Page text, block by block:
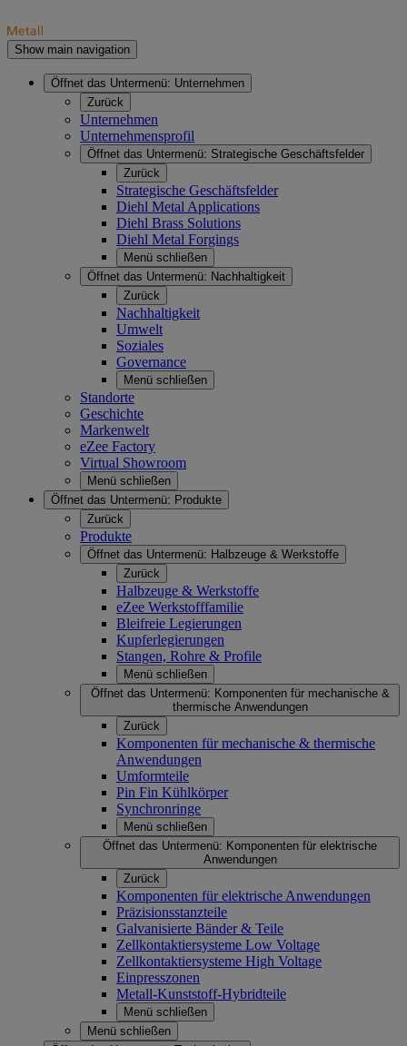
Show main navigation
Öffnet das Untermenü: Unternehmen
Zurück
Unternehmen
Unternehmensprofil
Öffnet das Untermenü: Strategische Geschäftsfelder
Zurück
Strategische Geschäftsfelder
Diehl Metal Applications
Diehl Brass Solutions
Diehl Metal Forgings
Menü schließen
Öffnet das Untermenü: Nachhaltigkeit
Zurück
Nachhaltigkeit
Umwelt
Soziales
Governance
Menü schließen
Standorte
Geschichte
Markenwelt
eZee Factory
Virtual Showroom
Menü schließen
Öffnet das Untermenü: Produkte
Zurück
Produkte
Öffnet das Untermenü: Halbzeuge & Werkstoffe
Zurück
Halbzeuge & Werkstoffe
eZee Werkstofffamilie
Bleifreie Legierungen
Kupferlegierungen
Stangen, Rohre & Profile
Menü schließen
Öffnet das Untermenü: Komponenten für mechanische &
thermische Anwendungen
Zurück
Komponenten für mechanische & thermische
Anwendungen
Umformteile
Pin Fin Kühlkörper
Synchronringe
Menü schließen
Öffnet das Untermenü: Komponenten für elektrische
Anwendungen
Zurück
Komponenten für elektrische Anwendungen
Präzisionsstanzteile
Galvanisierte Bänder & Teile
Zellkontaktiersysteme Low Voltage
Zellkontaktiersysteme High Voltage
Einpresszonen
Metall-Kunststoff-Hybridteile
Menü schließen
Menü schließen